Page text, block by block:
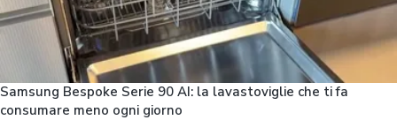
Samsung Bespoke Serie 90 AI: la lavastoviglie che ti fa
consumare meno ogni giorno